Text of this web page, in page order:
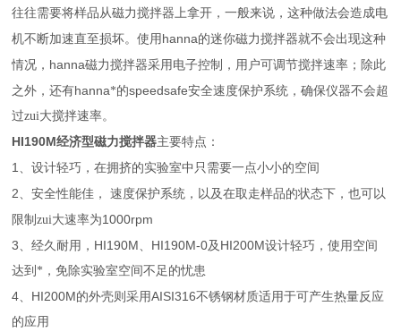
往往需要将样品从磁力搅拌器上拿开，一般来说，这种做法会造成电
机不断加速直至损坏。使用 hanna的迷你磁力搅拌器就不会出现这种
情况， hanna磁力搅拌器采用电子控制，用户可调节搅拌速率；除此
之外，还有hanna*的speedsafe安全速度保护系统，确保仪器不会超
过zui大搅拌速率。
HI190M经济型磁力搅拌器主要特点：
1 、设计轻巧，在拥挤的实验室中只需要一点小小的空间
2、安全性能佳，
速度保护系统，以及在取走样品的状态下，也可以
限制zui大速率为1000rpm
3、经久耐用， HI190M、 HI190M-0及 HI200M设计轻巧，使用空间
达到*，免除实验室空间不足的忧患
4、 HI200M的外壳则采用AISI316不锈钢材质适用于可产生热量反应
的应用